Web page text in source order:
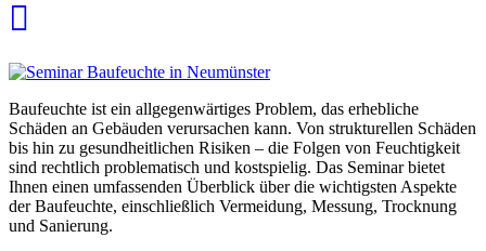
Baufeuchte ist ein allgegenwärtiges Problem, das erhebliche
Schäden an Gebäuden verursachen kann. Von strukturellen Schäden
bis hin zu gesundheitlichen Risiken – die Folgen von Feuchtigkeit
sind rechtlich problematisch und kostspielig. Das Seminar bietet
Ihnen einen umfassenden Überblick über die wichtigsten Aspekte
der Baufeuchte, einschließlich Vermeidung, Messung, Trocknung
und Sanierung.